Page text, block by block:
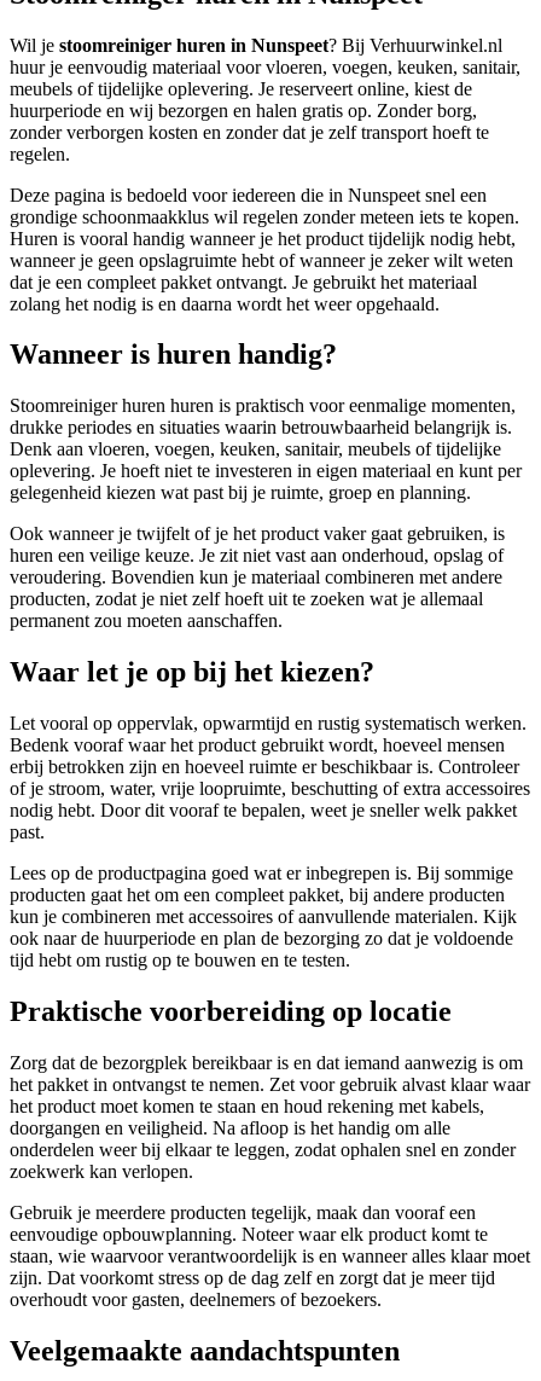
Wil je stoomreiniger huren in Nunspeet? Bij Verhuurwinkel.nl
huur je eenvoudig materiaal voor vloeren, voegen, keuken, sanitair,
meubels of tijdelijke oplevering. Je reserveert online, kiest de
huurperiode en wij bezorgen en halen gratis op. Zonder borg,
zonder verborgen kosten en zonder dat je zelf transport hoeft te
regelen.
Deze pagina is bedoeld voor iedereen die in Nunspeet snel een
grondige schoonmaakklus wil regelen zonder meteen iets te kopen.
Huren is vooral handig wanneer je het product tijdelijk nodig hebt,
wanneer je geen opslagruimte hebt of wanneer je zeker wilt weten
dat je een compleet pakket ontvangt. Je gebruikt het materiaal
zolang het nodig is en daarna wordt het weer opgehaald.
Wanneer is huren handig?
Stoomreiniger huren huren is praktisch voor eenmalige momenten,
drukke periodes en situaties waarin betrouwbaarheid belangrijk is.
Denk aan vloeren, voegen, keuken, sanitair, meubels of tijdelijke
oplevering. Je hoeft niet te investeren in eigen materiaal en kunt per
gelegenheid kiezen wat past bij je ruimte, groep en planning.
Ook wanneer je twijfelt of je het product vaker gaat gebruiken, is
huren een veilige keuze. Je zit niet vast aan onderhoud, opslag of
veroudering. Bovendien kun je materiaal combineren met andere
producten, zodat je niet zelf hoeft uit te zoeken wat je allemaal
permanent zou moeten aanschaffen.
Waar let je op bij het kiezen?
Let vooral op oppervlak, opwarmtijd en rustig systematisch werken.
Bedenk vooraf waar het product gebruikt wordt, hoeveel mensen
erbij betrokken zijn en hoeveel ruimte er beschikbaar is. Controleer
of je stroom, water, vrije loopruimte, beschutting of extra accessoires
nodig hebt. Door dit vooraf te bepalen, weet je sneller welk pakket
past.
Lees op de productpagina goed wat er inbegrepen is. Bij sommige
producten gaat het om een compleet pakket, bij andere producten
kun je combineren met accessoires of aanvullende materialen. Kijk
ook naar de huurperiode en plan de bezorging zo dat je voldoende
tijd hebt om rustig op te bouwen en te testen.
Praktische voorbereiding op locatie
Zorg dat de bezorgplek bereikbaar is en dat iemand aanwezig is om
het pakket in ontvangst te nemen. Zet voor gebruik alvast klaar waar
het product moet komen te staan en houd rekening met kabels,
doorgangen en veiligheid. Na afloop is het handig om alle
onderdelen weer bij elkaar te leggen, zodat ophalen snel en zonder
zoekwerk kan verlopen.
Gebruik je meerdere producten tegelijk, maak dan vooraf een
eenvoudige opbouwplanning. Noteer waar elk product komt te
staan, wie waarvoor verantwoordelijk is en wanneer alles klaar moet
zijn. Dat voorkomt stress op de dag zelf en zorgt dat je meer tijd
overhoudt voor gasten, deelnemers of bezoekers.
Veelgemaakte aandachtspunten